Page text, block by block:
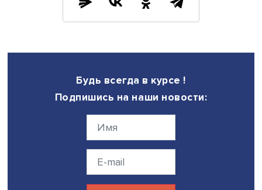
большинство (83%) опрошенных 18–65 лет полностью
скорее согласились с утверждением «если есть
Другое последствие чувствительности к рискам –
подверженность влиянию нарративов о рисках,
достижениями науки, проявившейся в популярности
противников вакцинации в России. Согласно
WGM, 2018 г., Россия выделялась низким уровнем
вакцинации на фоне многих стран: только 45% россиян
15 лет считают прививки безопасными, что
показателей благополучных стран (59% в Западной
72-73% в Северной Европе и Северной Америка), и
меньше, чем в развивающихся странах Азии и Африки.